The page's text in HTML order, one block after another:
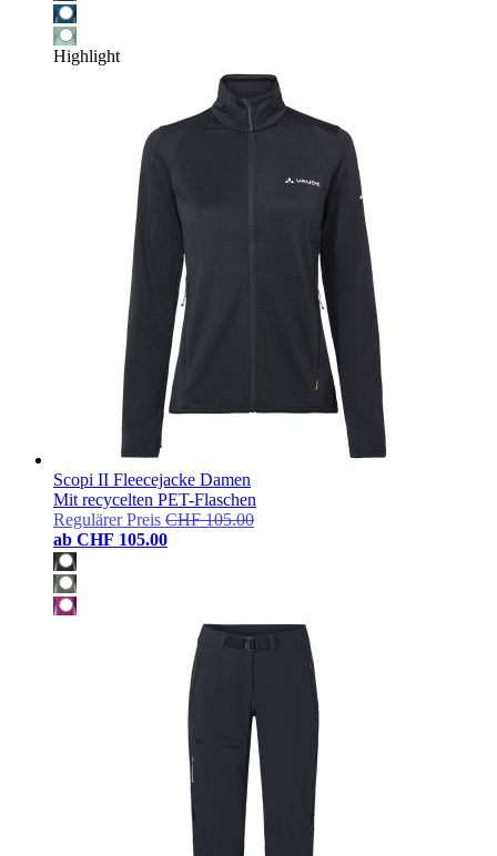
Highlight
Scopi II Fleecejacke Damen
Mit recycelten PET-Flaschen
Regulärer Preis CHF 105.00
ab CHF 105.00